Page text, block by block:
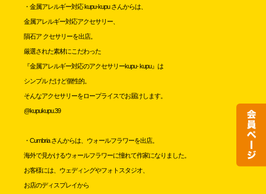
・金属アレルギー対応 kupu-kupu さんからは、
金属アレルギー対応アクセサリー、
隕石ア クセサリーを出店。
厳選された素材にこだわった
『金属アレルギー対応のアクセサリーkupu- kupu』は
シンプル だけど個性的。
そんなアクセサリーをロープライスでお届けします。
@kupukupu.39
・Cumbria さんからは、ウォールフラワーを出店。
海外で見かけるウォールフラワーに憧れて作家になりました。
お客様には、ウェディングやフォトスタジオ、
お店のディスプレイから